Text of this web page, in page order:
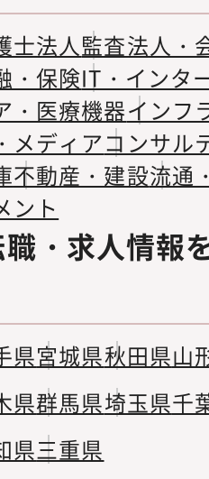
士法人監査法人・
・保険IT・インタ
・医療機器インフ
メディアコンサル
不動産・建設流通
ント
・求人情報
県宮城県秋田県山
県群馬県埼玉県千
県三重県